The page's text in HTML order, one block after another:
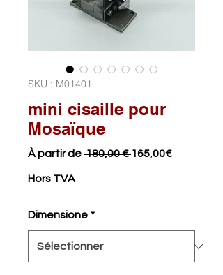
SKU : M01401
mini cisaille pour
Mosaïque
À partir de 180,00 € Prix
165,00€Prix
Hors TVA
Dimensione *